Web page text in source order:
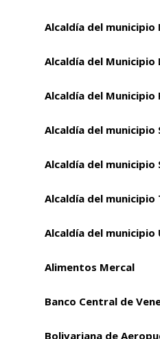
Alcaldía del
Alcaldía del
Alcaldía del Municipio
Alcaldía del municipio
Alcaldía del municipio
Alcaldía del municipio
Alcaldía del municipio
Alimentos Mercal
Banco Central de
Bolivariana de